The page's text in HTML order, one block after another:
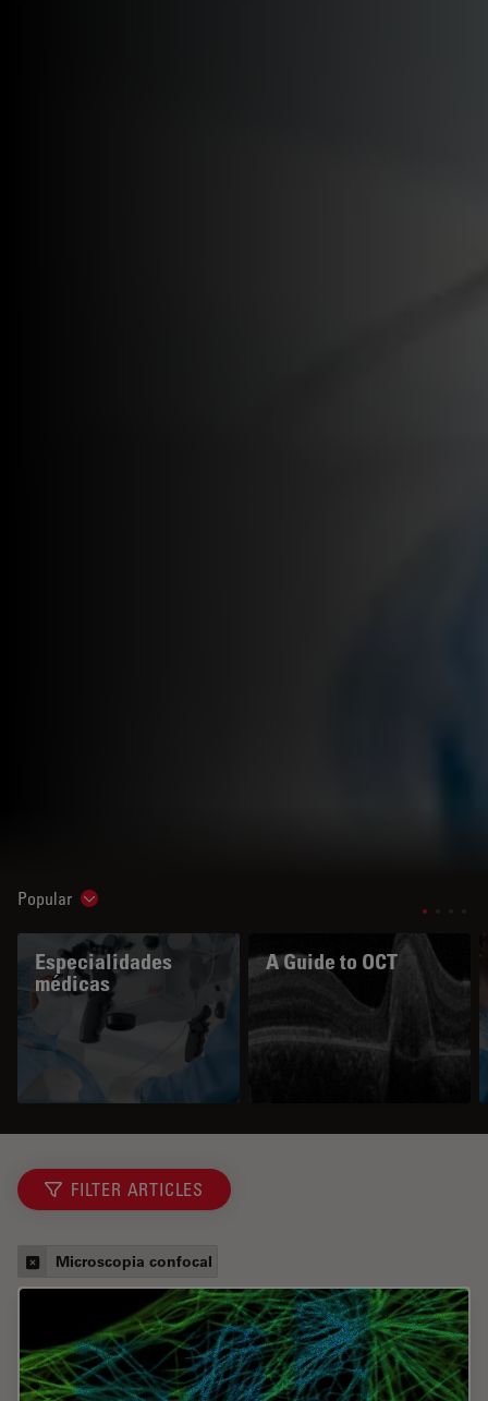
Popular Show subnavigation
Especialidades
médicas
A Guide to OCT
FILTER ARTICLES
Microscopia confocal